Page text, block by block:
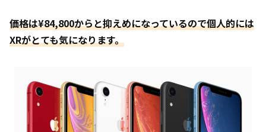
価格は¥84,800からと抑えめになっているので個人的には
XRがとても気になります。